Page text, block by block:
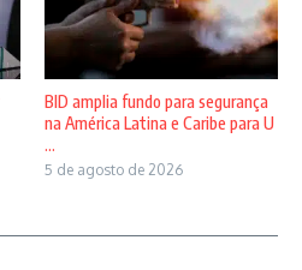
BID amplia fundo para segurança
na América Latina e Caribe para U
...
5 de agosto de 2026